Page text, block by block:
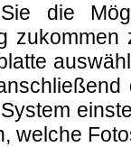
die
welche